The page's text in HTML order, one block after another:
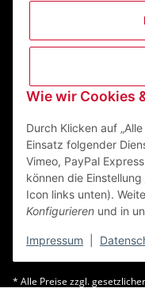
Wie wir Cookies
Durch Klicken auf
Einsatz folgender
Vimeo, PayPal
können die
Icon links unten).
Konfigurieren und in
Impressum
ZEGO
63741 Aschaffenburg
Mail:info@zego-tvz.de
Tel.:06021 59092-0
* Alle Preise zzgl.